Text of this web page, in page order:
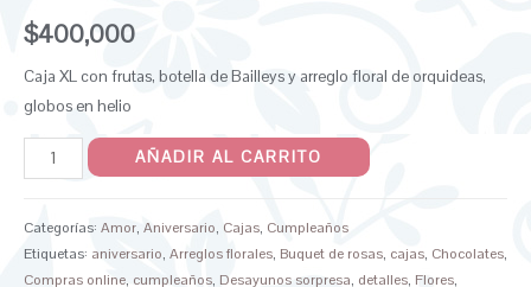
$400,000
Caja XL con frutas, botella de Bailleys y arreglo floral de orquideas,
globos en helio
AÑADIR AL CARRITO
Categorías: Amor, Aniversario, Cajas, Cumpleaños
Etiquetas: aniversario, Arreglos florales, Buquet de rosas, cajas, Chocolates,
Compras online, cumpleaños, Desayunos sorpresa, detalles, Flores,